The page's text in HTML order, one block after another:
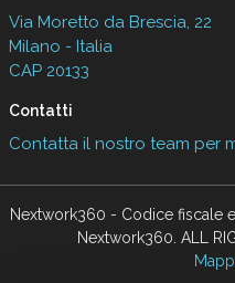
Via Moretto da Brescia, 22
Milano - Italia
CAP 20133
Contatti
Contatta il nostro team per
Nextwork360 - Codice fiscale
Nextwork360. ALL